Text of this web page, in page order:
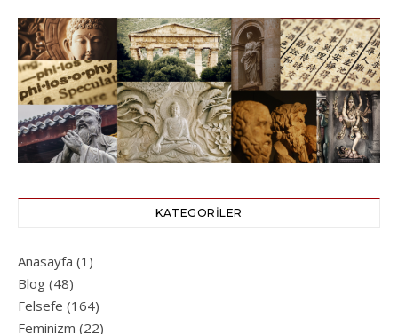
KATEGORILER
Anasayfa (1)
Blog (48)
Felsefe (164)
Feminizm (22)